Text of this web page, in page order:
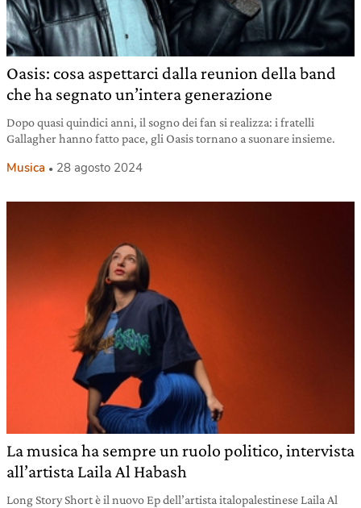
Oasis: cosa aspettarci dalla reunion della band
che ha segnato un’intera generazione
Dopo quasi quindici anni, il sogno dei fan si realizza: i fratelli
Gallagher hanno fatto pace, gli Oasis tornano a suonare insieme.
Musica 28 agosto 2024
La musica ha sempre un ruolo politico, intervista
all’artista Laila Al Habash
Long Story Short è il nuovo Ep dell’artista italopalestinese Laila Al